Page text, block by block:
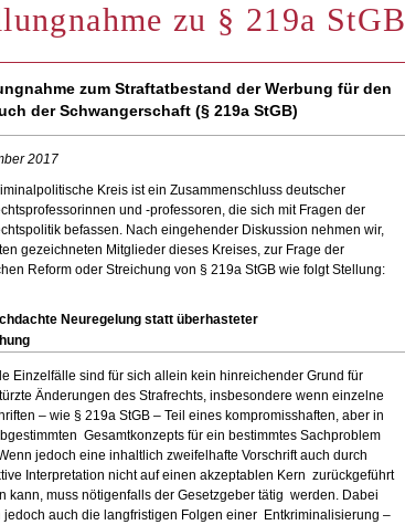
zu § 219a StGB
zum Straftatbestand der Werbung für den
der Schwangerschaft (§ 219a StGB)
2017
Kreis ist ein Zusammenschluss deutscher
und -professoren, die sich mit Fragen der
befassen. Nach eingehender Diskussion nehmen wir,
gezeichneten Mitglieder dieses Kreises, zur Frage der
Reform oder Streichung von § 219a StGB wie folgt Stellung:
Neuregelung statt überhasteter
Einzelfälle sind für sich allein kein hinreichender Grund für
Änderungen des Strafrechts, insbesondere wenn einzelne
– wie § 219a StGB – Teil eines kompromisshaften, aber in
Gesamtkonzepts für ein bestimmtes Sachproblem
jedoch eine inhaltlich zweifelhafte Vorschrift auch durch
Interpretation nicht auf einen akzeptablen Kern zurückgeführt
kann, muss nötigenfalls der Gesetzgeber tätig werden. Dabei
jedoch auch die langfristigen Folgen einer Entkriminalisierung –